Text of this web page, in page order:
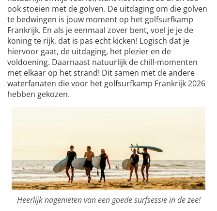
ook stoeien met de golven. De uitdaging om die golven
te bedwingen is jouw moment op het golfsurfkamp
Frankrijk. En als je eenmaal zover bent, voel je je de
koning te rijk, dat is pas echt kicken! Logisch dat je
hiervoor gaat, de uitdaging, het plezier en de
voldoening. Daarnaast natuurlijk de chill-momenten
met elkaar op het strand! Dit samen met de andere
waterfanaten die voor het golfsurfkamp Frankrijk 2026
hebben gekozen.
Heerlijk nagenieten van een goede surfsessie in de zee!